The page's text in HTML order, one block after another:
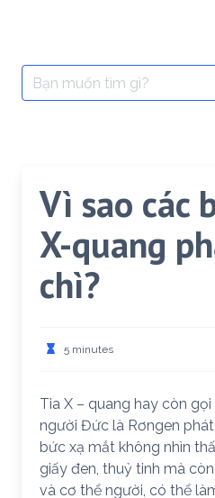
Search
for:
Vì sao các
X-quang
chì?
5 minutes
Tia X – quang hay còn
người Đức là Rơngen
bức xạ mắt không nhìn
giấy đen, thuỷ tinh mà
và cơ thể người, có thể